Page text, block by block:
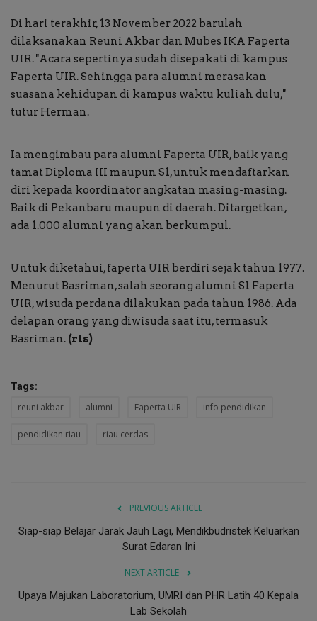
Di hari terakhir, 13 November 2022 barulah
dilaksanakan Reuni Akbar dan Mubes IKA Faperta
UIR. ''Acara sepertinya sudah disepakati di kampus
Faperta UIR. Sehingga para alumni merasakan
suasana kehidupan di kampus waktu kuliah dulu,''
tutur Herman.
Ia mengimbau para alumni Faperta UIR, baik yang
tamat Diploma III maupun S1, untuk mendaftarkan
diri kepada koordinator angkatan masing-masing.
Baik di Pekanbaru maupun di daerah. Ditargetkan,
ada 1.000 alumni yang akan berkumpul.
Untuk diketahui, faperta UIR berdiri sejak tahun 1977.
Menurut Basriman, salah seorang alumni S1 Faperta
UIR, wisuda perdana dilakukan pada tahun 1986. Ada
delapan orang yang diwisuda saat itu, termasuk
Basriman. (rls)
Tags:
reuni akbar alumni Faperta UIR info pendidikan
pendidikan riau riau cerdas
PREVIOUS ARTICLE
Siap-siap Belajar Jarak Jauh Lagi, Mendikbudristek Keluarkan
Surat Edaran Ini
NEXT ARTICLE
Upaya Majukan Laboratorium, UMRI dan PHR Latih 40 Kepala
Lab Sekolah